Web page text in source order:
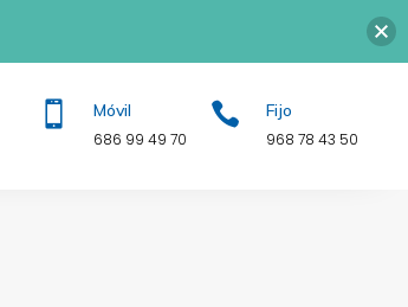
 Móvil
686 99 49 70
 Fijo
968 78 43 50